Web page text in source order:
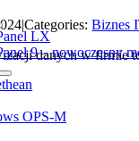
LX
9 – nowoczesny
OPS-M
|Categories:Biznes
danych w firmie